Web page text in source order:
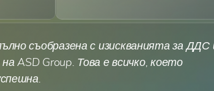
съобразена с изискванията за ДДС
ASD Group. Това е всичко, което